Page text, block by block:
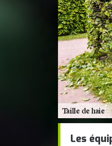
Les